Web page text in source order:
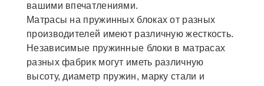
вашими впечатлениями.
Матрасы на пружинных блоках от разных
производителей имеют различную жесткость.
Независимые пружинные блоки в матрасах
разных фабрик могут иметь различную
высоту, диаметр пружин, марку стали и